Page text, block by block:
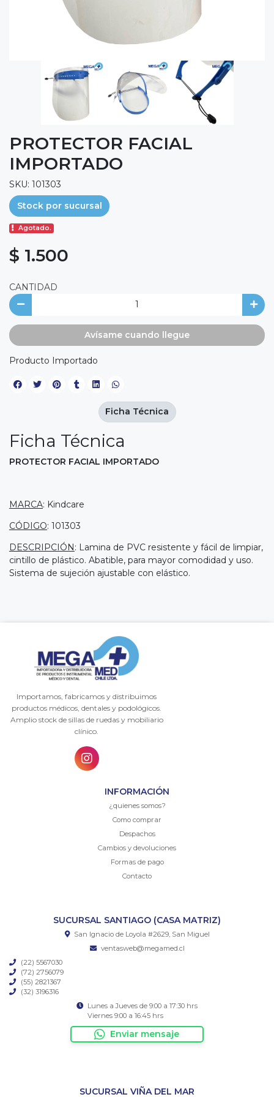
PROTECTOR FACIAL
IMPORTADO
SKU: 101303
Stock por sucursal
Agotado.
$ 1.500
CANTIDAD
Avísame cuando llegue
Producto Importado
Ficha Técnica
PROTECTOR FACIAL IMPORTADO
MARCA: Kindcare
CÓDIGO: 101303
DESCRIPCIÓN: Lamina de PVC resistente y fácil de limpiar,
cintillo de plástico. Abatible, para mayor comodidad y uso.
Sistema de sujeción ajustable con elástico.
Ficha Técnica
Importamos, fabricamos y distribuimos
productos médicos, dentales y podológicos.
Amplio stock de sillas de ruedas y mobiliario
clínico.
INFORMACIÓN
¿quienes somos?
Como comprar
Despachos
Cambios y devoluciones
Formas de pago
Contacto
SUCURSAL SANTIAGO (CASA MATRIZ)
San Ignacio de Loyola #2629, San Miguel
ventasweb@megamed.cl
(22) 5567030
(72) 2756079
(55) 2821367
(32) 3196316
Lunes a Jueves de 9:00 a 17:30 hrs
Viernes 9:00 a 16:45 hrs
Enviar mensaje
SUCURSAL VIÑA DEL MAR